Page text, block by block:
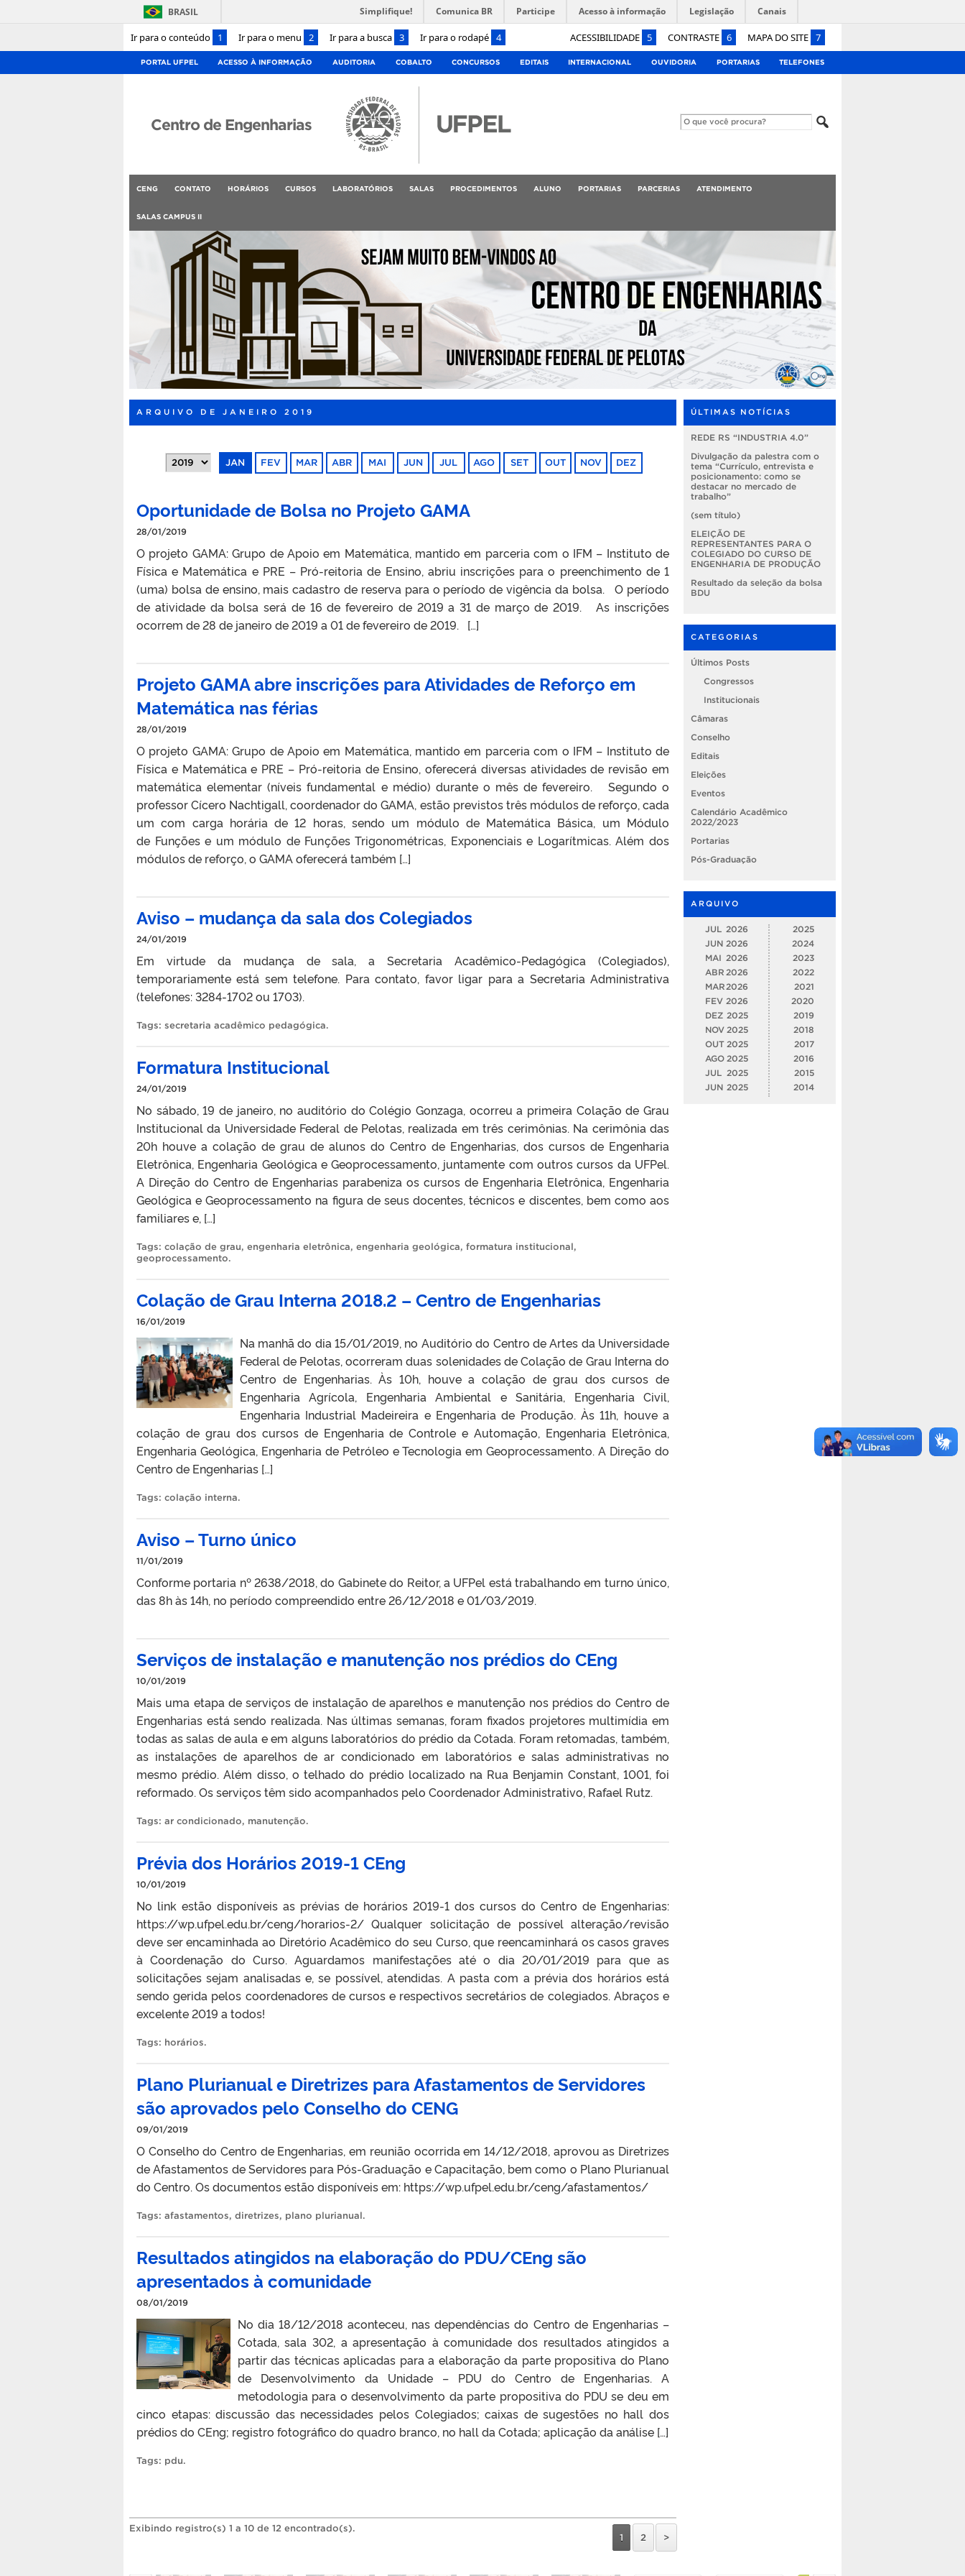
Ir para o conteúdo 1 Ir para o menu 2 Ir para a busca 3 Ir para o rodapé 4 ACESSIBILIDADE 5 CONTRASTE 6 MAPA DO SITE 7
BRASIL Simplifique! Comunica BR Participe Acesso à informação Legislação Canais
PORTAL UFPEL ACESSO À INFORMAÇÃO AUDITORIA COBALTO CONCURSOS EDITAIS INTERNACIONAL OUVIDORIA PORTARIAS TELEFONES
Centro de Engenharias
CENG CONTATO HORÁRIOS CURSOS LABORATÓRIOS SALAS PROCEDIMENTOS ALUNO PORTARIAS PARCERIAS ATENDIMENTO
SALAS CAMPUS II
ARQUIVO DE JANEIRO 2019
JAN FEV MAR ABR MAI JUN JUL AGO SET OUT NOV DEZ
Oportunidade de Bolsa no Projeto GAMA
28/01/2019
O projeto GAMA: Grupo de Apoio em Matemática, mantido em parceria com o IFM – Instituto de
Física e Matemática e PRE – Pró-reitoria de Ensino, abriu inscrições para o preenchimento de 1
(uma) bolsa de ensino, mais cadastro de reserva para o período de vigência da bolsa. O período
de atividade da bolsa será de 16 de fevereiro de 2019 a 31 de março de 2019. As inscrições
ocorrem de 28 de janeiro de 2019 a 01 de fevereiro de 2019. […]
Projeto GAMA abre inscrições para Atividades de Reforço em
Matemática nas férias
28/01/2019
O projeto GAMA: Grupo de Apoio em Matemática, mantido em parceria com o IFM – Instituto de
Física e Matemática e PRE – Pró-reitoria de Ensino, oferecerá diversas atividades de revisão em
matemática elementar (níveis fundamental e médio) durante o mês de fevereiro. Segundo o
professor Cícero Nachtigall, coordenador do GAMA, estão previstos três módulos de reforço, cada
um com carga horária de 12 horas, sendo um módulo de Matemática Básica, um Módulo
de Funções e um módulo de Funções Trigonométricas, Exponenciais e Logarítmicas. Além dos
módulos de reforço, o GAMA oferecerá também […]
Aviso – mudança da sala dos Colegiados
24/01/2019
Em virtude da mudança de sala, a Secretaria Acadêmico-Pedagógica (Colegiados),
temporariamente está sem telefone. Para contato, favor ligar para a Secretaria Administrativa
(telefones: 3284-1702 ou 1703).
Tags: secretaria acadêmico pedagógica.
Formatura Institucional
24/01/2019
No sábado, 19 de janeiro, no auditório do Colégio Gonzaga, ocorreu a primeira Colação de Grau
Institucional da Universidade Federal de Pelotas, realizada em três cerimônias. Na cerimônia das
20h houve a colação de grau de alunos do Centro de Engenharias, dos cursos de Engenharia
Eletrônica, Engenharia Geológica e Geoprocessamento, juntamente com outros cursos da UFPel.
A Direção do Centro de Engenharias parabeniza os cursos de Engenharia Eletrônica, Engenharia
Geológica e Geoprocessamento na figura de seus docentes, técnicos e discentes, bem como aos
familiares e, […]
Tags: colação de grau, engenharia eletrônica, engenharia geológica, formatura institucional,
geoprocessamento.
Colação de Grau Interna 2018.2 – Centro de Engenharias
16/01/2019
Na manhã do dia 15/01/2019, no Auditório do Centro de Artes da Universidade
Federal de Pelotas, ocorreram duas solenidades de Colação de Grau Interna do
Centro de Engenharias. Às 10h, houve a colação de grau dos cursos de
Engenharia Agrícola, Engenharia Ambiental e Sanitária, Engenharia Civil,
Engenharia Industrial Madeireira e Engenharia de Produção. Às 11h, houve a
colação de grau dos cursos de Engenharia de Controle e Automação, Engenharia Eletrônica,
Engenharia Geológica, Engenharia de Petróleo e Tecnologia em Geoprocessamento. A Direção do
Centro de Engenharias […]
Tags: colação interna.
Aviso – Turno único
11/01/2019
Conforme portaria nº 2638/2018, do Gabinete do Reitor, a UFPel está trabalhando em turno único,
das 8h às 14h, no período compreendido entre 26/12/2018 e 01/03/2019.
Serviços de instalação e manutenção nos prédios do CEng
10/01/2019
Mais uma etapa de serviços de instalação de aparelhos e manutenção nos prédios do Centro de
Engenharias está sendo realizada. Nas últimas semanas, foram fixados projetores multimídia em
todas as salas de aula e em alguns laboratórios do prédio da Cotada. Foram retomadas, também,
as instalações de aparelhos de ar condicionado em laboratórios e salas administrativas no
mesmo prédio. Além disso, o telhado do prédio localizado na Rua Benjamin Constant, 1001, foi
reformado. Os serviços têm sido acompanhados pelo Coordenador Administrativo, Rafael Rutz.
Tags: ar condicionado, manutenção.
Prévia dos Horários 2019-1 CEng
10/01/2019
No link estão disponíveis as prévias de horários 2019-1 dos cursos do Centro de Engenharias:
https://wp.ufpel.edu.br/ceng/horarios-2/ Qualquer solicitação de possível alteração/revisão
deve ser encaminhada ao Diretório Acadêmico do seu Curso, que reencaminhará os casos graves
à Coordenação do Curso. Aguardamos manifestações até o dia 20/01/2019 para que as
solicitações sejam analisadas e, se possível, atendidas. A pasta com a prévia dos horários está
sendo gerida pelos coordenadores de cursos e respectivos secretários de colegiados. Abraços e
excelente 2019 a todos!
Tags: horários.
Plano Plurianual e Diretrizes para Afastamentos de Servidores
são aprovados pelo Conselho do CENG
09/01/2019
O Conselho do Centro de Engenharias, em reunião ocorrida em 14/12/2018, aprovou as Diretrizes
de Afastamentos de Servidores para Pós-Graduação e Capacitação, bem como o Plano Plurianual
do Centro. Os documentos estão disponíveis em: https://wp.ufpel.edu.br/ceng/afastamentos/
Tags: afastamentos, diretrizes, plano plurianual.
Resultados atingidos na elaboração do PDU/CEng são
apresentados à comunidade
08/01/2019
No dia 18/12/2018 aconteceu, nas dependências do Centro de Engenharias –
Cotada, sala 302, a apresentação à comunidade dos resultados atingidos a
partir das técnicas aplicadas para a elaboração da parte propositiva do Plano
de Desenvolvimento da Unidade – PDU do Centro de Engenharias. A
metodologia para o desenvolvimento da parte propositiva do PDU se deu em
cinco etapas: discussão das necessidades pelos Colegiados; caixas de sugestões no hall dos
prédios do CEng; registro fotográfico do quadro branco, no hall da Cotada; aplicação da análise […]
Tags: pdu.
Exibindo registro(s) 1 a 10 de 12 encontrado(s).
1
2 >
ÚLTIMAS NOTÍCIAS
REDE RS “INDUSTRIA 4.0”
Divulgação da palestra com o
tema “Currículo, entrevista e
posicionamento: como se
destacar no mercado de
trabalho”
(sem título)
ELEIÇÃO DE
REPRESENTANTES PARA O
COLEGIADO DO CURSO DE
ENGENHARIA DE PRODUÇÃO
Resultado da seleção da bolsa
BDU
CATEGORIAS
Últimos Posts
Congressos
Institucionais
Câmaras
Conselho
Editais
Eleições
Eventos
Calendário Acadêmico
2022/2023
Portarias
Pós-Graduação
ARQUIVO
JUL 2026
JUN 2026
MAI
2026
ABR 2026
MAR 2026
FEV 2026
DEZ 2025
NOV 2025
OUT 2025
AGO 2025
JUL
2025
JUN 2025
2025
2024
2023
2022
2021
2020
2019
2018
2017
2016
2015
2014